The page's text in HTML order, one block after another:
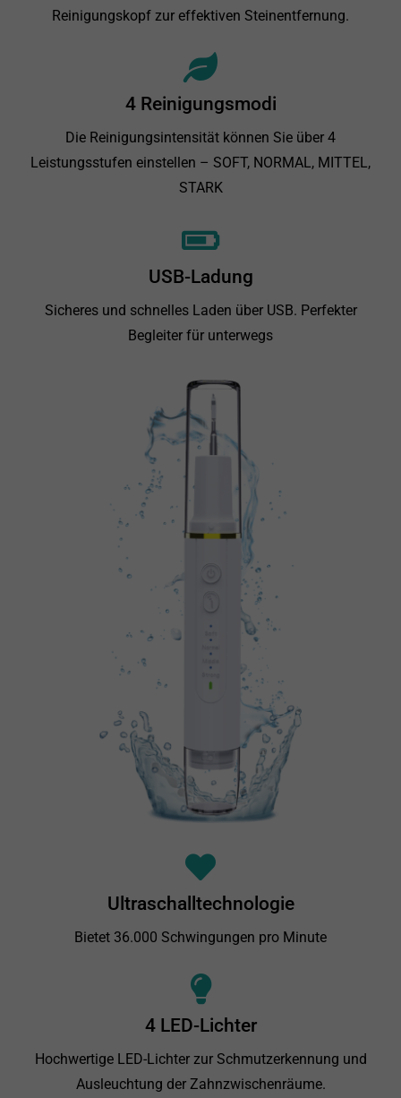
Ultraschalltechnologie
Bietet 36.000 Schwingungen pro Minute
4 LED-Lichter
Hochwertige LED-Lichter zur Schmutzerkennung und
Ausleuchtung der Zahnzwischenräume.
Reinigungskopf zur effektiven Steinentfernung.
4 Reinigungsmodi
Die Reinigungsintensität können Sie über 4
Leistungsstufen einstellen – SOFT, NORMAL, MITTEL,
STARK
USB-Ladung
Sicheres und schnelles Laden über USB. Perfekter
Begleiter für unterwegs